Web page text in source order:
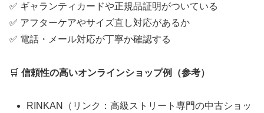
✅ ギャランティカードや正規品証明がついている
✅ アフターケアやサイズ直し対応があるか
✅ 電話・メール対応が丁寧か確認する
🛒 信頼性の高いオンラインショップ例（参考）
RINKAN（リンク：高級ストリート専門の中古ショッ